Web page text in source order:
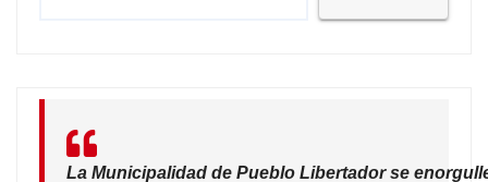
La Municipalidad de Pueblo Libertador se